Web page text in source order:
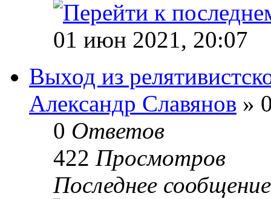
01 июн 2021, 20:07
Выход из
Александр Славянов »
0 Ответов
422 Просмотров
Последнее